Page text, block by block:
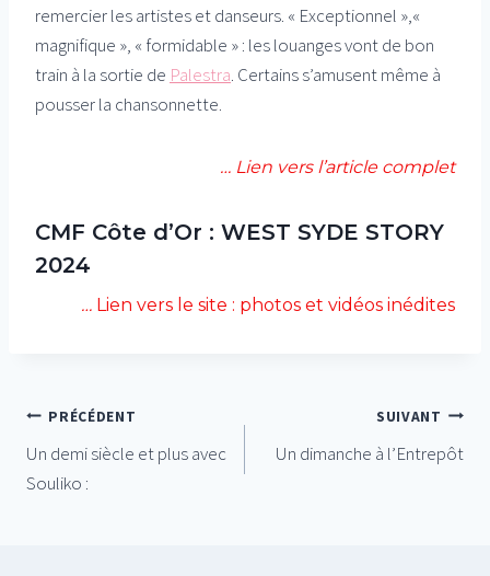
remercier les artistes et danseurs. « Exceptionnel »,«
magnifique », « formidable » : les louanges vont de bon
train à la sortie de Palestra. Certains s’amusent même à
pousser la chansonnette.
… Lien vers l’article complet
CMF Côte d’Or : WEST SYDE STORY
2024
… Lien vers le site : photos et vidéos inédites
Navigation
de
PRÉCÉDENT
Un demi siècle et plus avec
Souliko :
SUIVANT
Un dimanche à l’Entrepôt